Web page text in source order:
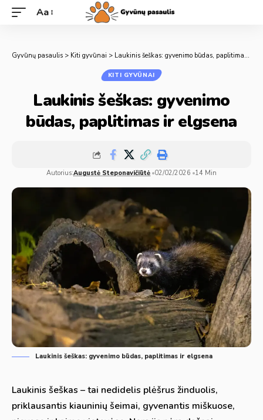
Aa
Gyvūnų pasaulis > Kiti gyvūnai > Laukinis šeškas: gyvenimo būdas, paplitimas ir elgsena
KITI GYVŪNAI
Laukinis šeškas: gyvenimo
būdas, paplitimas ir elgsena
Autorius:Augustė Steponavičiūtė 02/02/2026 14 Min
Laukinis šeškas: gyvenimo būdas, paplitimas ir elgsena
Laukinis šeškas – tai nedidelis plėšrus žinduolis,
priklausantis kiauninių šeimai, gyvenantis miškuose,